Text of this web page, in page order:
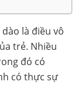
là điều vô
trẻ. Nhiều
đó có
có thực sự